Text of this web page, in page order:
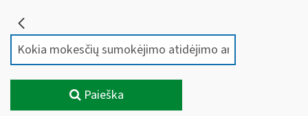
Paieška